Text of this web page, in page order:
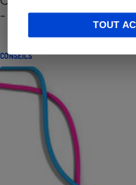
TOUT
- Premières
CONSEILS